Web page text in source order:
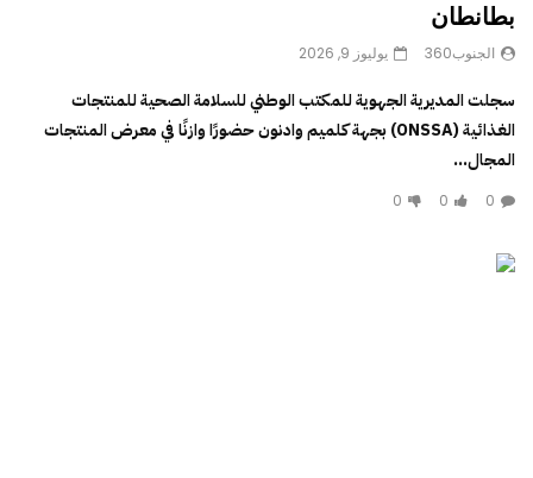
بطانطان
الجنوب360 يوليوز 9, 2026
سجلت المديرية الجهوية للمكتب الوطني للسلامة الصحية للمنتجات
الغذائية (ONSSA) بجهة كلميم وادنون حضورًا وازنًا في معرض المنتجات
المجال...
0
0
0